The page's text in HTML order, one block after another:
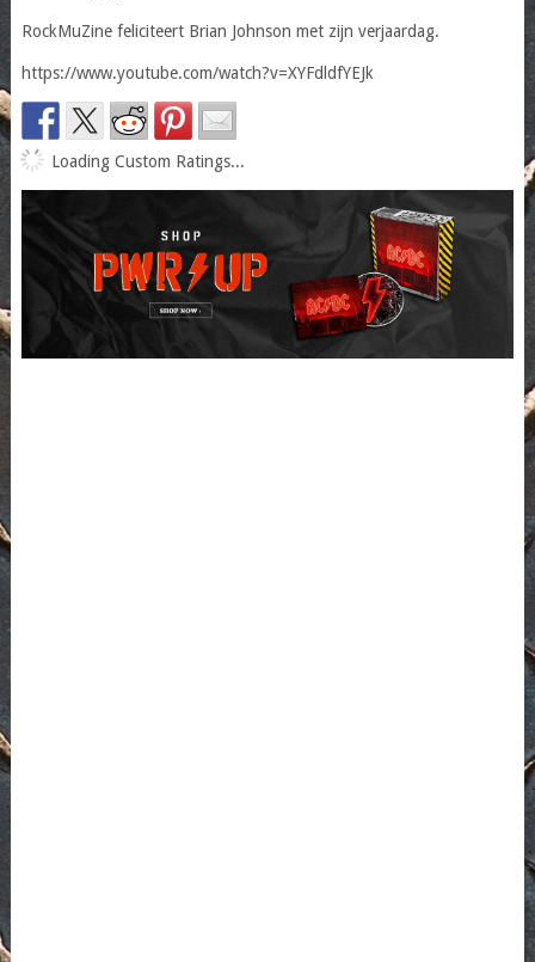
RockMuZine feliciteert Brian Johnson met zijn verjaardag.
https://www.youtube.com/watch?v=XYFdldfYEJk
Loading Custom Ratings...